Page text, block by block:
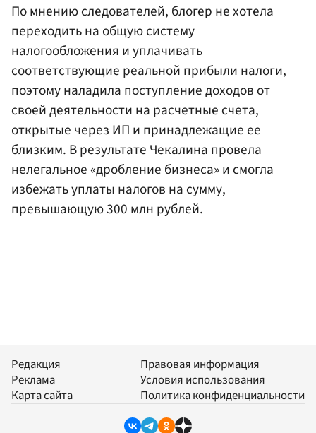
По мнению следователей, блогер не хотела
переходить на общую систему
налогообложения и уплачивать
соответствующие реальной прибыли налоги,
поэтому наладила поступление доходов от
своей деятельности на расчетные счета,
открытые через ИП и принадлежащие ее
близким. В результате Чекалина провела
нелегальное «дробление бизнеса» и смогла
избежать уплаты налогов на сумму,
превышающую 300 млн рублей.
Редакция
Реклама
Карта сайта
Правовая информация
Условия использования
Политика конфиденциальности